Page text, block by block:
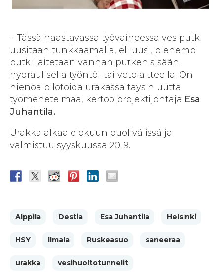
– Tässä haastavassa työvaiheessa vesiputki
uusitaan tunkkaamalla, eli uusi, pienempi
putki laitetaan vanhan putken sisään
hydraulisella työntö- tai vetolaitteella. On
hienoa pilotoida urakassa täysin uutta
työmenetelmää, kertoo projektijohtaja Esa
Juhantila.
Urakka alkaa elokuun puolivälissä ja
valmistuu syyskuussa 2019.
Alppila Destia Esa Juhantila Helsinki
HSY Ilmala Ruskeasuo saneeraa
urakka vesihuoltotunnelit